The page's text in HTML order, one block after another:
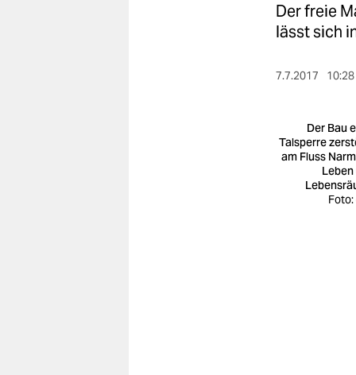
Der freie
lässt sich
7.7.2017
Der Bau
Talsperre
am Fluss